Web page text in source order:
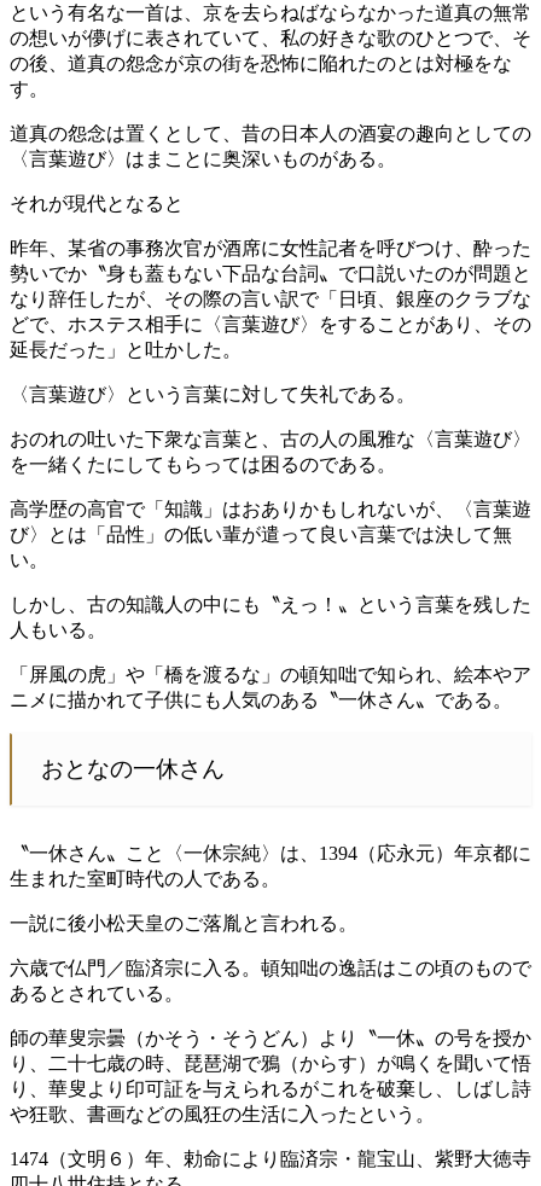
という有名な一首は、京を去らねばならなかった道真の無常
の想いが儚げに表されていて、私の好きな歌のひとつで、そ
の後、道真の怨念が京の街を恐怖に陥れたのとは対極をな
す。
道真の怨念は置くとして、昔の日本人の酒宴の趣向としての
〈言葉遊び〉はまことに奥深いものがある。
それが現代となると
昨年、某省の事務次官が酒席に女性記者を呼びつけ、酔った
勢いでか〝身も蓋もない下品な台詞〟で口説いたのが問題と
なり辞任したが、その際の言い訳で「日頃、銀座のクラブな
どで、ホステス相手に〈言葉遊び〉をすることがあり、その
延長だった」と吐かした。
〈言葉遊び〉という言葉に対して失礼である。
おのれの吐いた下衆な言葉と、古の人の風雅な〈言葉遊び〉
を一緒くたにしてもらっては困るのである。
高学歴の高官で「知識」はおありかもしれないが、〈言葉遊
び〉とは「品性」の低い輩が遣って良い言葉では決して無
い。
しかし、古の知識人の中にも〝えっ！〟という言葉を残した
人もいる。
「屏風の虎」や「橋を渡るな」の頓知咄で知られ、絵本やア
ニメに描かれて子供にも人気のある〝一休さん〟である。
おとなの一休さん
〝一休さん〟こと〈一休宗純〉は、1394（応永元）年京都に
生まれた室町時代の人である。
一説に後小松天皇のご落胤と言われる。
六歳で仏門／臨済宗に入る。頓知咄の逸話はこの頃のもので
あるとされている。
師の華叟宗曇（かそう・そうどん）より〝一休〟の号を授か
り、二十七歳の時、琵琶湖で鴉（からす）が鳴くを聞いて悟
り、華叟より印可証を与えられるがこれを破棄し、しばし詩
や狂歌、書画などの風狂の生活に入ったという。
1474（文明６）年、勅命により臨済宗・龍宝山、紫野大徳寺